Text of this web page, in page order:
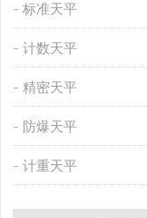
标准天平
计数天平
精密天平
防爆天平
计重天平